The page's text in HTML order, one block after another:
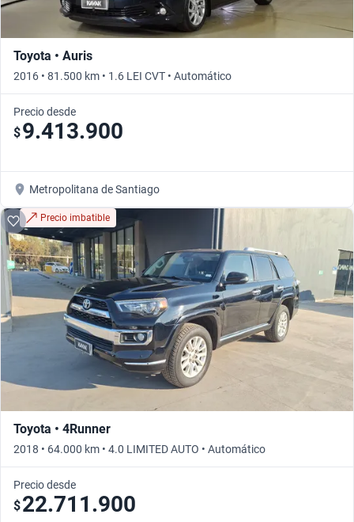
Toyota • Auris
2016 • 81.500 km • 1.6 LEI CVT • Automático
Precio desde
$9.413.900
Metropolitana de Santiago
Precio imbatible
Toyota • 4Runner
2018 • 64.000 km • 4.0 LIMITED AUTO • Automático
Precio desde
$22.711.900